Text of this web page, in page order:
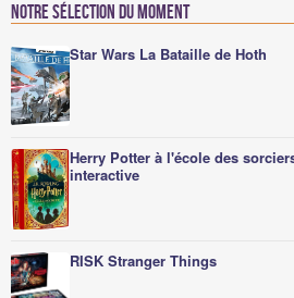
Notre sélection du moment
Star Wars La Bataille de Hoth
Herry Potter à l'école des
interactive
RISK Stranger Things